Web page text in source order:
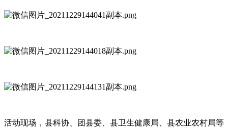
活动现场，县科协、团县委、县卫生健康局、县农业农村局等